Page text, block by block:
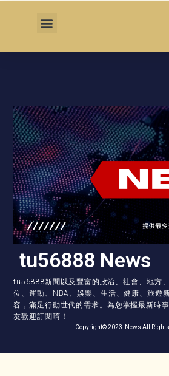
tu56888 News
tu56888新聞以及豐富的政治、社會、地方
位、運動、NBA、娛樂、生活、健康、旅遊
容，滿足行動世代的需求。為您掌握最新時
友歡迎訂閱唷！
Copyright© 2023 News All Rights